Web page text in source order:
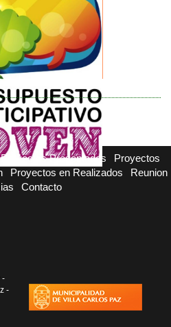
Proyectos Presentados
Proyectos
Proyectos en Realizados
Reunion
Contacto
-
-